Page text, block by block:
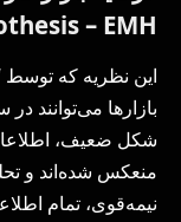
– EMH)
این نظریه که توسط
بازارها می‌توانند
شکل ضعیف،
منعکس شده‌اند و
نیمه‌قوی، تمام